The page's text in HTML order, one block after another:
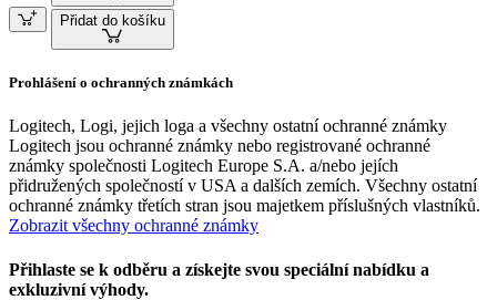
Přidat do košíku
Prohlášení o ochranných známkách
Logitech, Logi, jejich loga a všechny ostatní ochranné známky
Logitech jsou ochranné známky nebo registrované ochranné
známky společnosti Logitech Europe S.A. a/nebo jejích
přidružených společností v USA a dalších zemích. Všechny ostatní
ochranné známky třetích stran jsou majetkem příslušných vlastníků.
Zobrazit všechny ochranné známky
Přihlaste se k odběru a získejte svou speciální nabídku a
exkluzivní výhody.